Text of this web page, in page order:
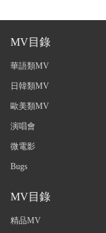
MV目錄
華語類MV
日韓類MV
歐美類MV
演唱會
微電影
Bugs
MV目錄
精品MV